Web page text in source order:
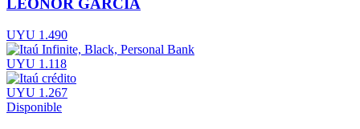
LEONOR GARCÍA
UYU 1.490
UYU 1.118
UYU 1.267
Disponible